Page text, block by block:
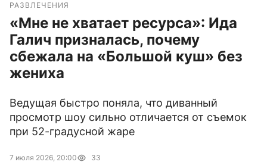
РАЗВЛЕЧЕНИЯ
«Мне не хватает ресурса»: Ида
Галич призналась, почему
сбежала на «Большой куш» без
жениха
Ведущая быстро поняла, что диванный
просмотр шоу сильно отличается от съемок
при 52-градусной жаре
7 июля 2026, 20:00 33